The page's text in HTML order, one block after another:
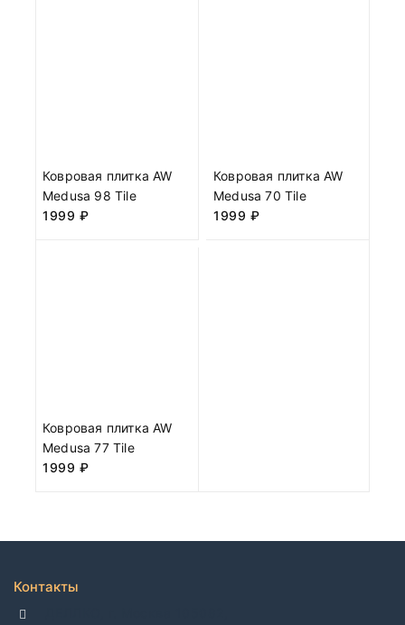
Ковровая плитка AW
Medusa 98 Tile
1999 ₽
Ковровая плитка AW
Medusa 70 Tile
1999 ₽
Ковровая плитка AW
Medusa 77 Tile
1999 ₽
Контакты